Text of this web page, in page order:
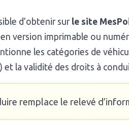
d’obtenir sur le site
en version imprimable ou
les catégories de
et la validité des droits à
remplace le relevé